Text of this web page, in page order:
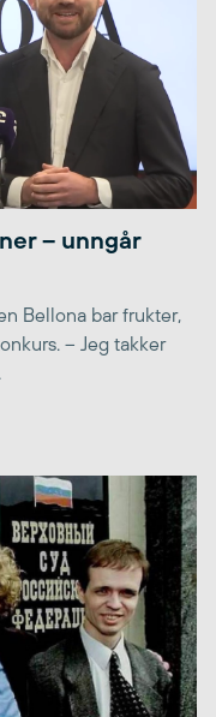
– unngår
Bellona bar frukter,
– Jeg takker